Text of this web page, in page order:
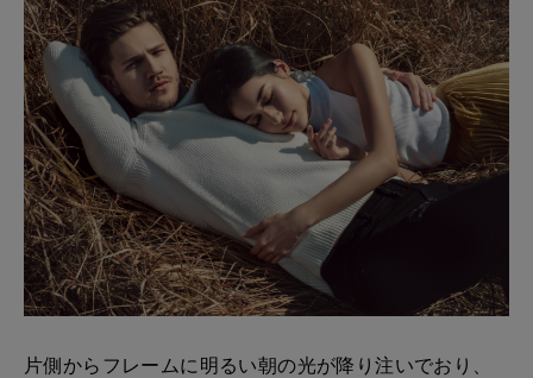
片側からフレームに明るい朝の光が降り注いでおり、